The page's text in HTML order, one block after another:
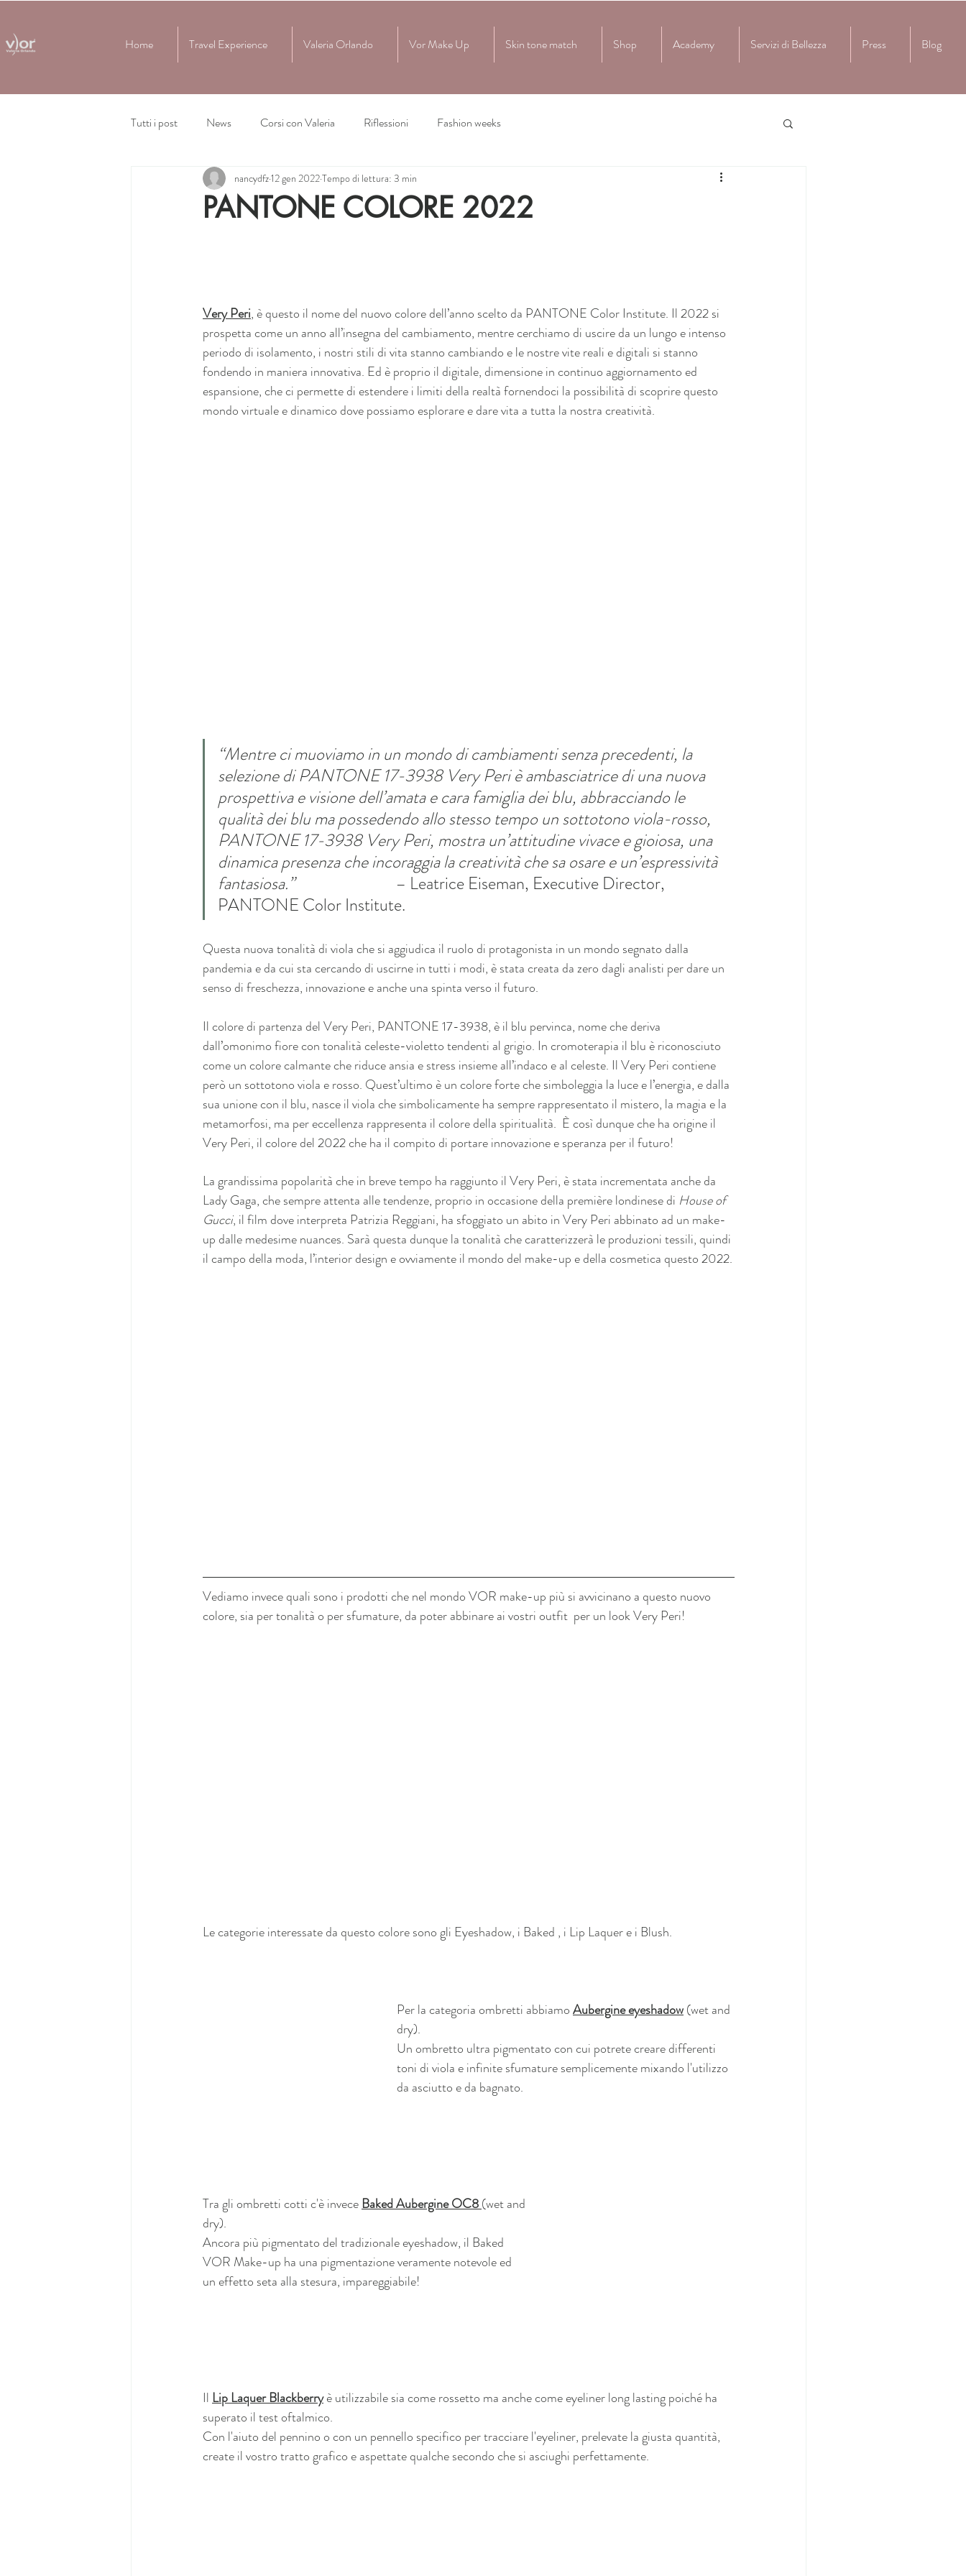
Home Travel Experience Valeria Orlando Vor Make Up Skin tone match Shop Academy Servizi di Bellezza Press Blog
Tutti i post News Corsi con Valeria Riflessioni Fashion weeks
PANTONE COLORE 2022
nancydfz12 gen 2022Tempo di lettura: 3 min
Very Peri, è questo il nome del nuovo colore dell’anno scelto da PANTONE Color Institute. Il 2022 si
prospetta come un anno all’insegna del cambiamento, mentre cerchiamo di uscire da un lungo e intenso
periodo di isolamento, i nostri stili di vita stanno cambiando e le nostre vite reali e digitali si stanno
fondendo in maniera innovativa. Ed è proprio il digitale, dimensione in continuo aggiornamento ed
espansione, che ci permette di estendere i limiti della realtà fornendoci la possibilità di scoprire questo
mondo virtuale e dinamico dove possiamo esplorare e dare vita a tutta la nostra creatività.
“Mentre ci muoviamo in un mondo di cambiamenti senza precedenti, la
selezione di PANTONE 17-3938 Very Peri è ambasciatrice di una nuova
prospettiva e visione dell’amata e cara famiglia dei blu, abbracciando le
qualità dei blu ma possedendo allo stesso tempo un sottotono viola-rosso,
PANTONE 17-3938 Very Peri, mostra un’attitudine vivace e gioiosa, una
dinamica presenza che incoraggia la creatività che sa osare e un’espressività
fantasiosa.” – Leatrice Eiseman, Executive Director,
PANTONE Color Institute.
Questa nuova tonalità di viola che si aggiudica il ruolo di protagonista in un mondo segnato dalla
pandemia e da cui sta cercando di uscirne in tutti i modi, è stata creata da zero dagli analisti per dare un
senso di freschezza, innovazione e anche una spinta verso il futuro.
Il colore di partenza del Very Peri, PANTONE 17-3938, è il blu pervinca, nome che deriva
dall’omonimo fiore con tonalità celeste-violetto tendenti al grigio. In cromoterapia il blu è riconosciuto
come un colore calmante che riduce ansia e stress insieme all’indaco e al celeste. Il Very Peri contiene
però un sottotono viola e rosso. Quest’ultimo è un colore forte che simboleggia la luce e l’energia, e dalla
sua unione con il blu, nasce il viola che simbolicamente ha sempre rappresentato il mistero, la magia e la
metamorfosi, ma per eccellenza rappresenta il colore della spiritualità.  È così dunque che ha origine il
Very Peri, il colore del 2022 che ha il compito di portare innovazione e speranza per il futuro!
La grandissima popolarità che in breve tempo ha raggiunto il Very Peri, è stata incrementata anche da
Lady Gaga, che sempre attenta alle tendenze, proprio in occasione della première londinese di House of
Gucci, il film dove interpreta Patrizia Reggiani, ha sfoggiato un abito in Very Peri abbinato ad un make-
up dalle medesime nuances. Sarà questa dunque la tonalità che caratterizzerà le produzioni tessili, quindi
il campo della moda, l’interior design e ovviamente il mondo del make-up e della cosmetica questo 2022.
Vediamo invece quali sono i prodotti che nel mondo VOR make-up più si avvicinano a questo nuovo
colore, sia per tonalità o per sfumature, da poter abbinare ai vostri outfit  per un look Very Peri!
Le categorie interessate da questo colore sono gli Eyeshadow, i Baked , i Lip Laquer e i Blush.
Per la categoria ombretti abbiamo Aubergine eyeshadow (wet and
dry).
Un ombretto ultra pigmentato con cui potrete creare differenti
toni di viola e infinite sfumature semplicemente mixando l'utilizzo
da asciutto e da bagnato.
Tra gli ombretti cotti c'è invece Baked Aubergine OC8 (wet and
dry).
Ancora più pigmentato del tradizionale eyeshadow, il Baked
VOR Make-up ha una pigmentazione veramente notevole ed
un effetto seta alla stesura, impareggiabile!
Il Lip Laquer Blackberry è utilizzabile sia come rossetto ma anche come eyeliner long lasting poiché ha
superato il test oftalmico.
Con l'aiuto del pennino o con un pennello specifico per tracciare l'eyeliner, prelevate la giusta quantità,
create il vostro tratto grafico e aspettate qualche secondo che si asciughi perfettamente.